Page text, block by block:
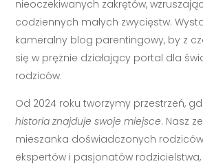
nieoczekiwanych zakrętów,
codziennych małych zwycięstw.
kameralny blog parentingowy, by z
się w prężnie działający portal dla
rodziców.
Od 2024 roku tworzymy przestrzeń,
historia znajduje swoje miejsce. Nasz
mieszanka doświadczonych
ekspertów i pasjonatów